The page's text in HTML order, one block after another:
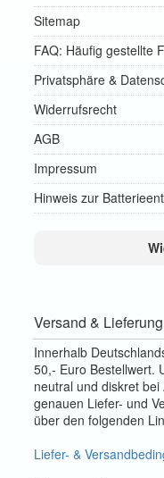
Sitemap
FAQ: Häufig gestellte
Privatsphäre &
Widerrufsrecht
AGB
Impressum
Hinweis zur
Versand & Lieferung
Innerhalb
50,- Euro Bestellwert.
neutral und diskret
genauen Liefer- und
über den folgenden
Liefer- &